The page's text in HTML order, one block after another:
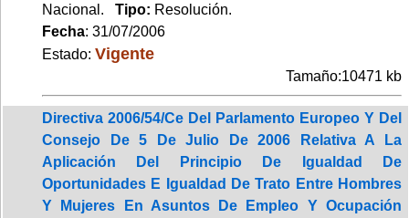
Nacional. Tipo: Resolución.
Fecha: 31/07/2006
Estado: Vigente
Tamaño:10471 kb
Directiva 2006/54/Ce Del Parlamento Europeo Y Del
Consejo De 5 De Julio De 2006 Relativa A La
Aplicación Del Principio De Igualdad De
Oportunidades E Igualdad De Trato Entre Hombres
Y Mujeres En Asuntos De Empleo Y Ocupación